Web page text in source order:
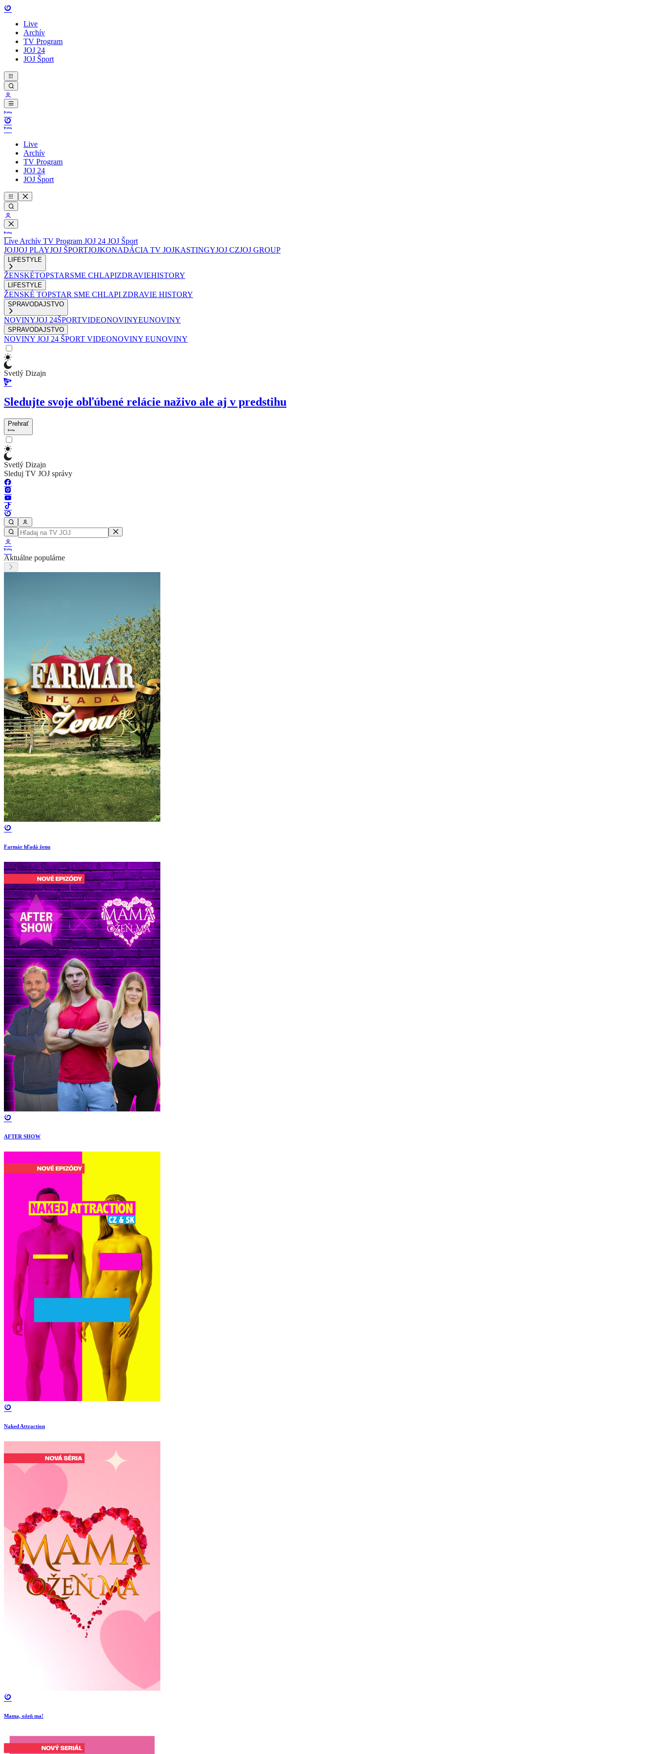
Live
Archív
TV Program
JOJ 24
JOJ Šport
Live
Archív
TV Program
JOJ 24
JOJ Šport
Live Archív TV Program JOJ 24 JOJ Šport
JOJJOJ PLAYJOJ ŠPORTJOJKONADÁCIA TV JOJKASTINGYJOJ CZJOJ GROUP
LIFESTYLE
ŽENSKÉTOPSTARSME CHLAPIZDRAVIEHISTORY
LIFESTYLE
ŽENSKÉ TOPSTAR SME CHLAPI ZDRAVIE HISTORY
SPRAVODAJSTVO
NOVINYJOJ 24ŠPORTVIDEONOVINYEUNOVINY
SPRAVODAJSTVO
NOVINY JOJ 24 ŠPORT VIDEONOVINY EUNOVINY
Svetlý Dizajn
Sledujte svoje obľúbené relácie naživo ale aj v predstihu
Prehrať
Svetlý Dizajn
Sleduj TV JOJ správy
Aktuálne populárne
Farmár hľadá ženu
AFTER SHOW
Naked Attraction
Mama, ožeň ma!